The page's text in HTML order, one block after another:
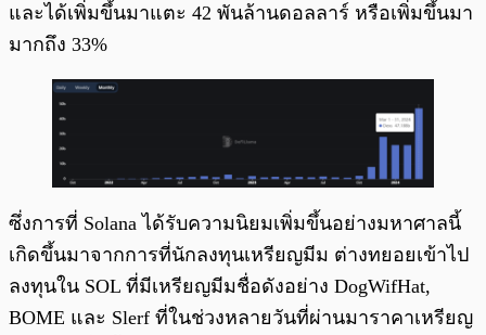
และได้เพิ่มขึ้นมาแตะ 42 พันล้านดอลลาร์ หรือเพิ่มขึ้นมา
มากถึง 33%
ซึ่งการที่ Solana ได้รับความนิยมเพิ่มขึ้นอย่างมหาศาลนี้
เกิดขึ้นมาจากการที่นักลงทุนเหรียญมีม ต่างทยอยเข้าไป
ลงทุนใน SOL ที่มีเหรียญมีมชื่อดังอย่าง DogWifHat,
BOME และ Slerf ที่ในช่วงหลายวันที่ผ่านมาราคาเหรียญ